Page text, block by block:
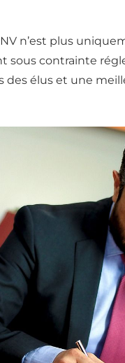
n’est plus
sous contrainte
élus et une